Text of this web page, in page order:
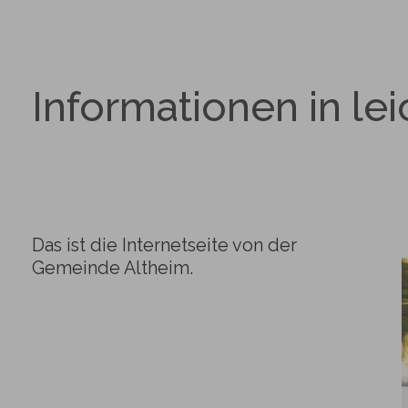
Informationen in
Das ist die Internetseite von der
Gemeinde Altheim.